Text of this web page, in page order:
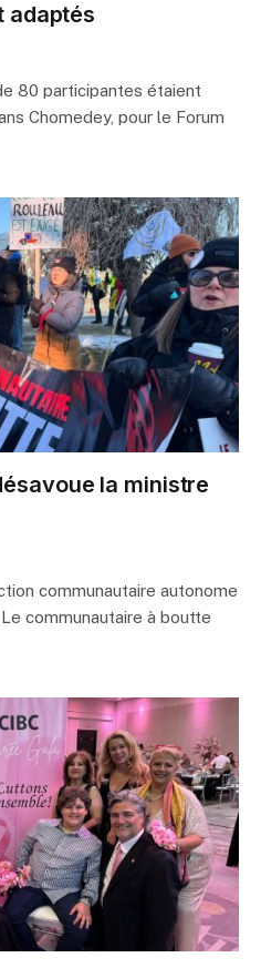
adaptés
80 participantes étaient
Chomedey, pour le Forum
la ministre
communautaire autonome
communautaire à boutte